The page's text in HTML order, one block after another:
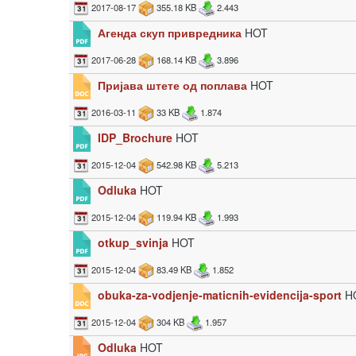
2017-08-17 355.18 KB 2.443
Агенда скуп привредника HOT
2017-06-28 168.14 KB 3.896
Пријава штете од поплава HOT
2016-03-11 33 KB 1.874
IDP_Brochure HOT
2015-12-04 542.98 KB 5.213
Odluka HOT
2015-12-04 119.94 KB 1.993
otkup_svinja HOT
2015-12-04 83.49 KB 1.852
obuka-za-vodjenje-maticnih-evidencija-sport
2015-12-04 304 KB 1.957
Odluka HOT